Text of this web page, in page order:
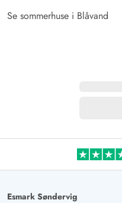
Se sommerhuse i Blåvand
Esmark Søndervig